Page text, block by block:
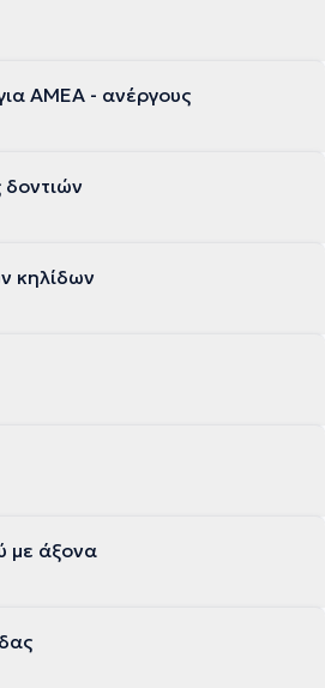
ΑΜΕΑ - ανέργους
κηλίδων
με άξονα